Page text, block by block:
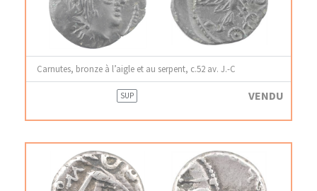
Carnutes, bronze à l’aigle et au serpent, c.52 av. J.-C
SUP VENDU